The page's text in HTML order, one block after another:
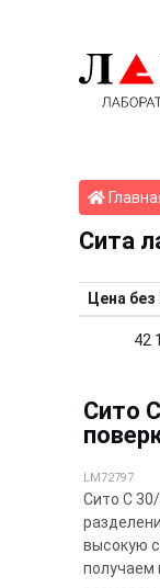
Сита
Цена
42
Сито
LM72797
Сито С
высокую
получаем